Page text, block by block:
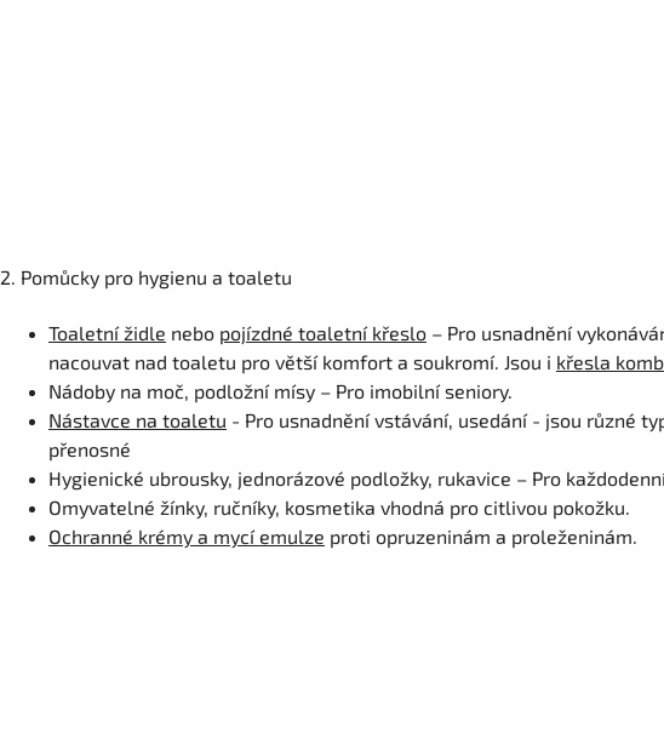
2. Pomůcky pro hygienu a toaletu
Toaletní židle nebo pojízdné toaletní křeslo – Pro usnadnění
nacouvat nad toaletu pro větší komfort a soukromí. Jsou i křesla
Nádoby na moč, podložní mísy – Pro imobilní seniory.
Nástavce na toaletu - Pro usnadnění vstávání, usedání - jsou různé
přenosné
Hygienické ubrousky, jednorázové podložky, rukavice – Pro
Omyvatelné žínky, ručníky, kosmetika vhodná pro citlivou pokožku.
Ochranné krémy a mycí emulze proti opruzeninám a proleženinám.